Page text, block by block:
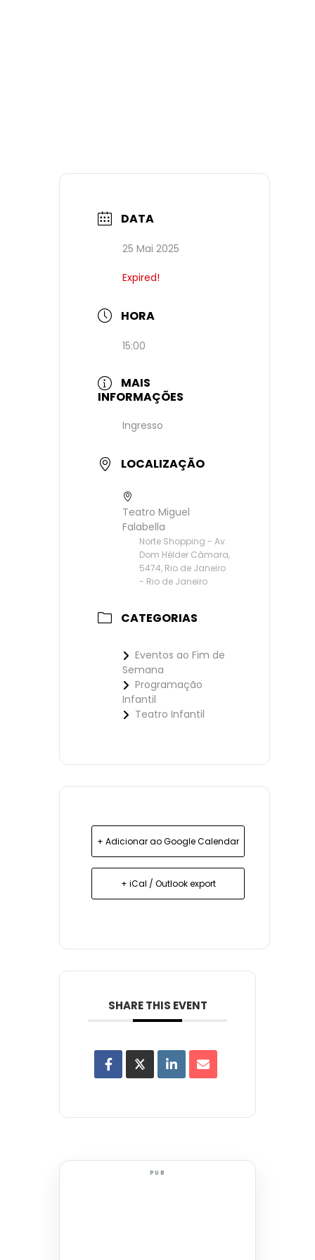
DATA
25 Mai 2025
Expired!
HORA
15:00
MAIS
INFORMAÇÕES
Ingresso
LOCALIZAÇÃO
Teatro Miguel
Falabella
Norte Shopping - Av.
Dom Hélder Câmara,
5474, Rio de Janeiro
- Rio de Janeiro
CATEGORIAS
Eventos ao Fim de
Semana
Programação
Infantil
Teatro Infantil
+ Adicionar ao Google Calendar
+ iCal / Outlook export
SHARE THIS EVENT
PUB